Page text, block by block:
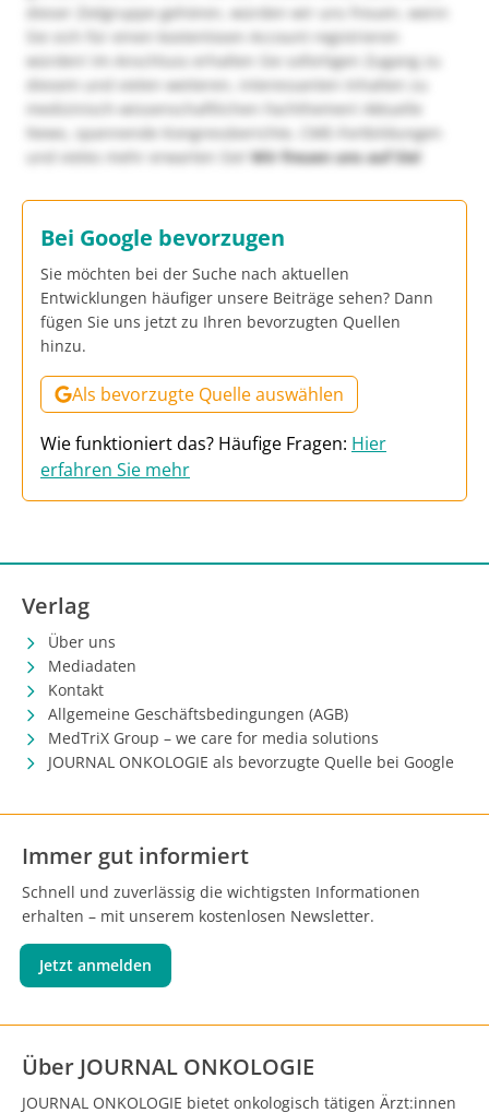
dieser Zielgruppe gehören, würden wir uns freuen, wenn
Sie sich für einen kostenlosen Account registrieren
würden! Im Anschluss erhalten Sie sofortigen Zugang zu
diesem und vielen weiteren, interessanten Inhalten zu
medizinisch-wissenschaftlichen Fachthemen! Aktuelle
News, spannende Kongressberichte, CME-Fortbildungen
und vieles mehr erwarten Sie!Wir freuen uns auf Sie!
Bei Google bevorzugen
Sie möchten bei der Suche nach aktuellen
Entwicklungen häufiger unsere Beiträge sehen? Dann
fügen Sie uns jetzt zu Ihren bevorzugten Quellen
hinzu.
Als bevorzugte Quelle auswählen
Wie funktioniert das? Häufige Fragen: Hier
erfahren Sie mehr
Verlag
Über uns
Mediadaten
Kontakt
Allgemeine Geschäftsbedingungen (AGB)
MedTriX Group – we care for media solutions
JOURNAL ONKOLOGIE als bevorzugte Quelle bei Google
Immer gut informiert
Schnell und zuverlässig die wichtigsten Informationen
erhalten – mit unserem kostenlosen Newsletter.
Jetzt anmelden
Über JOURNAL ONKOLOGIE
JOURNAL ONKOLOGIE bietet onkologisch tätigen Ärzt:innen